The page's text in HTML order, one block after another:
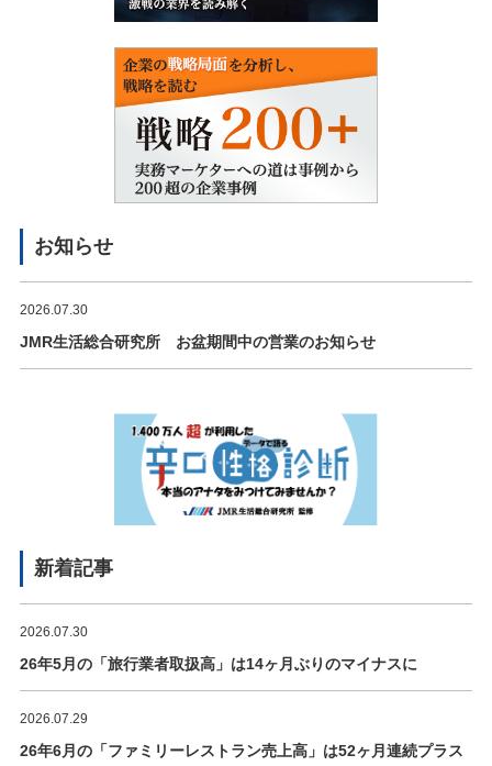
お知らせ
2026.07.30
JMR生活総合研究所 お盆期間中の営業のお知らせ
新着記事
2026.07.30
26年5月の「旅行業者取扱高」は14ヶ月ぶりのマイナスに
2026.07.29
26年6月の「ファミリーレストラン売上高」は52ヶ月連続プラス